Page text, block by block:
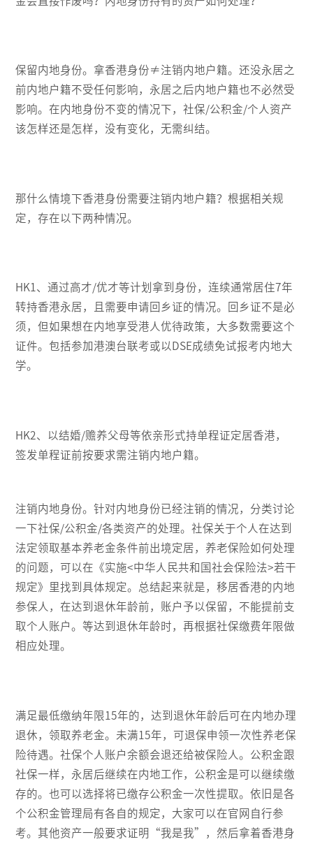
保留内地身份。拿香港身份≠注销内地户籍。还没永居之
前内地户籍不受任何影响，永居之后内地户籍也不必然受
影响。在内地身份不变的情况下，社保/公积金/个人资产
该怎样还是怎样，没有变化，无需纠结。
那什么情境下香港身份需要注销内地户籍？根据相关规
定，存在以下两种情况。
HK1、通过高才/优才等计划拿到身份，连续通常居住7年
转持香港永居，且需要申请回乡证的情况。回乡证不是必
须，但如果想在内地享受港人优待政策，大多数需要这个
证件。包括参加港澳台联考或以DSE成绩免试报考内地大
学。
HK2、以结婚/赡养父母等依亲形式持单程证定居香港，
签发单程证前按要求需注销内地户籍。
注销内地身份。针对内地身份已经注销的情况，分类讨论
一下社保/公积金/各类资产的处理。社保关于个人在达到
法定领取基本养老金条件前出境定居，养老保险如何处理
的问题，可以在《实施<中华人民共和国社会保险法>若干
规定》里找到具体规定。总结起来就是，移居香港的内地
参保人，在达到退休年龄前，账户予以保留，不能提前支
取个人账户。等达到退休年龄时，再根据社保缴费年限做
相应处理。
满足最低缴纳年限15年的，达到退休年龄后可在内地办理
退休，领取养老金。未满15年，可退保申领一次性养老保
险待遇。社保个人账户余额会退还给被保险人。公积金跟
社保一样，永居后继续在内地工作，公积金是可以继续缴
存的。也可以选择将已缴存公积金一次性提取。依旧是各
个公积金管理局有各自的规定，大家可以在官网自行参
考。其他资产一般要求证明“我是我”，然后拿着香港身